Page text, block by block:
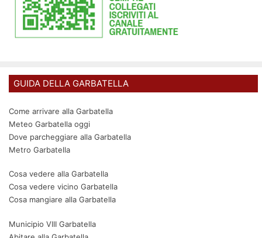
GUIDA DELLA GARBATELLA
Come arrivare alla Garbatella
Meteo Garbatella oggi
Dove parcheggiare alla Garbatella
Metro Garbatella
Cosa vedere alla Garbatella
Cosa vedere vicino Garbatella
Cosa mangiare alla Garbatella
Municipio VIII Garbatella